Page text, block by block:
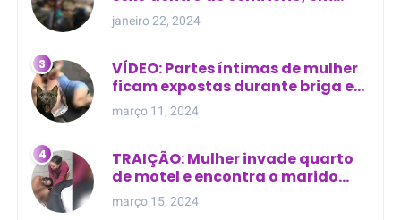
cima de túmulo no Maranhão
janeiro 22, 2024
VÍDEO: Partes íntimas de mulher
ficam expostas durante briga em
Manaus
março 11, 2024
TRAIÇÃO: Mulher invade quarto
de motel e encontra o marido
com outra na cama
março 15, 2024